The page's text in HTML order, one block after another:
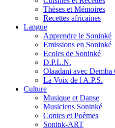
Thèses et Mémoires
Recettes africaines
Langue
Apprendre le Soninké
Emissions en Soninké
Ecoles de Soninké
D.P.L.N.
Olaadani avec Demba
La Voix de l A.P.S.
Culture
Musique et Danse
Musiciens Soninké
Contes et Poèmes
Sonink-ART